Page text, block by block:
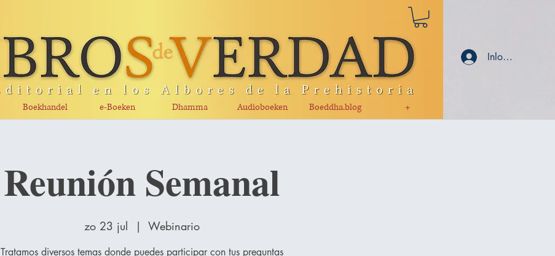
Boekhandel e-Boeken Dhamma Audioboeken Boeddha.blog +
Inloggen
Reunión Semanal
zo 23 jul
  |
Webinario
Tratamos diversos temas donde puedes participar con tus preguntas